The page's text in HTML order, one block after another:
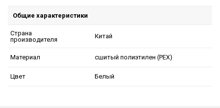
Общие характеристики
Страна
производителя
Китай
Материал сшитый полиэтилен (PEX)
Цвет Белый